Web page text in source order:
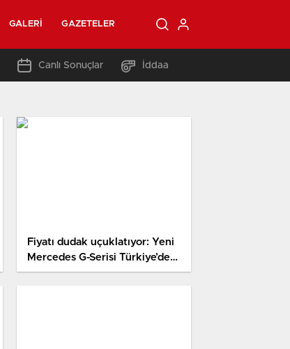
GALERI GAZETELER
Canlı Sonuçlar İddaa
Fiyatı dudak uçuklatıyor: Yeni
Mercedes G-Serisi Türkiye’de
satışa sunuldu!